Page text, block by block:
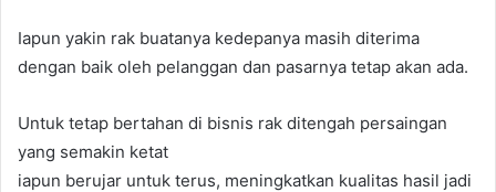
Iapun yakin rak buatanya kedepanya masih diterima
dengan baik oleh pelanggan dan pasarnya tetap akan ada.
Untuk tetap bertahan di bisnis rak ditengah persaingan
yang semakin ketat
iapun berujar untuk terus, meningkatkan kualitas hasil jadi